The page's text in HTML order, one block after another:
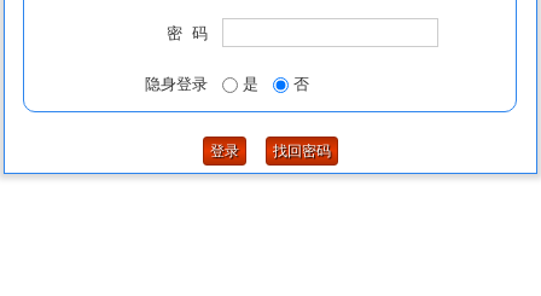
密 码
隐身登录 是 否